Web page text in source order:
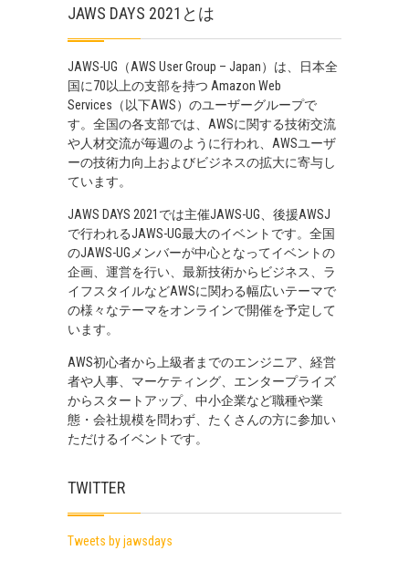
JAWS DAYS 2021とは
JAWS-UG（AWS User Group – Japan）は、日本全
国に70以上の支部を持つ Amazon Web
Services（以下AWS）のユーザーグループで
す。全国の各支部では、AWSに関する技術交流
や人材交流が毎週のように行われ、AWSユーザ
ーの技術力向上およびビジネスの拡大に寄与し
ています。
JAWS DAYS 2021では主催JAWS-UG、後援AWSJ
で行われるJAWS-UG最大のイベントです。全国
のJAWS-UGメンバーが中心となってイベントの
企画、運営を行い、最新技術からビジネス、ラ
イフスタイルなどAWSに関わる幅広いテーマで
の様々なテーマをオンラインで開催を予定して
います。
AWS初心者から上級者までのエンジニア、経営
者や人事、マーケティング、エンタープライズ
からスタートアップ、中小企業など職種や業
態・会社規模を問わず、たくさんの方に参加い
ただけるイベントです。
TWITTER
Tweets by jawsdays